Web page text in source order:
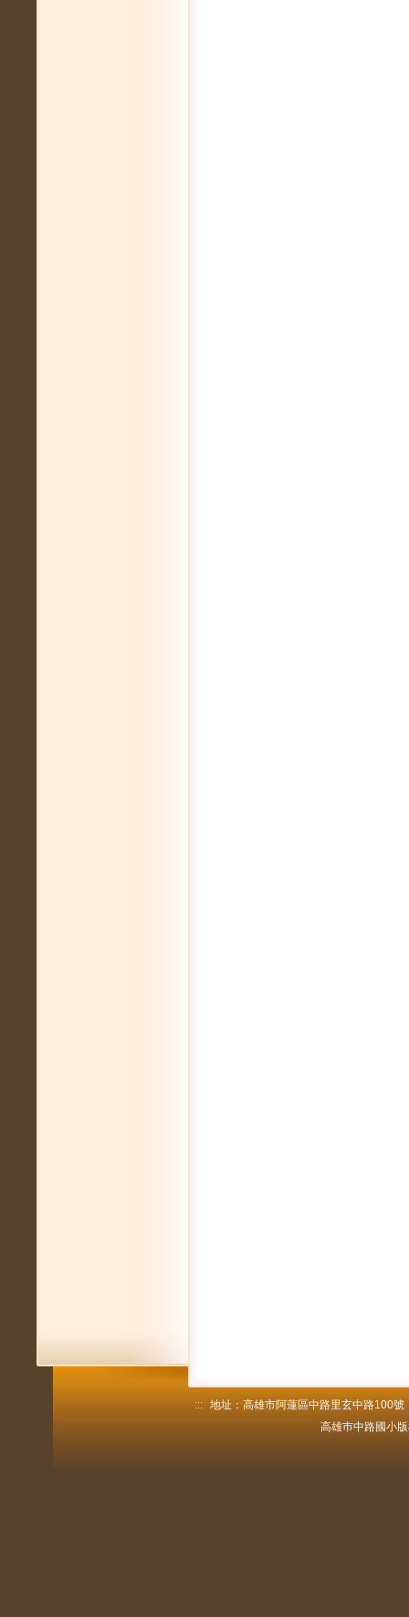
::: 地址：高雄市阿蓮區中路里玄中路100
高雄巿中路國小